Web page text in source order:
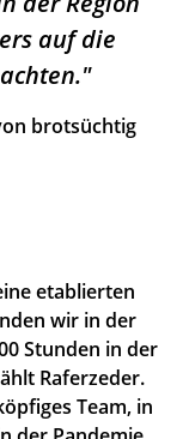
auf die
brotsüchtig
etablierten
wir in der
Stunden in der
Raferzeder.
Team, in